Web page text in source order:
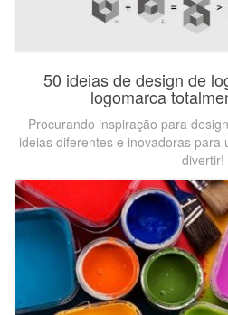
50 ideias de design de
logomarca
Procurando inspiração para
ideias diferentes e inovadoras para
divertir!